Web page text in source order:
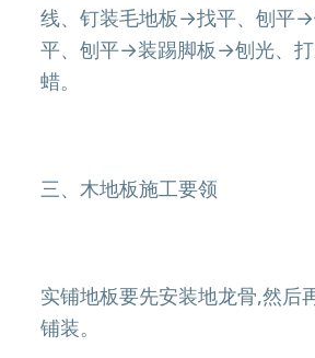
线、钉装毛地板→找平、刨平
平、刨平→装踢脚板→刨光、
蜡。
三、木地板施工要领
实铺地板要先安装地龙骨,然后
铺装。